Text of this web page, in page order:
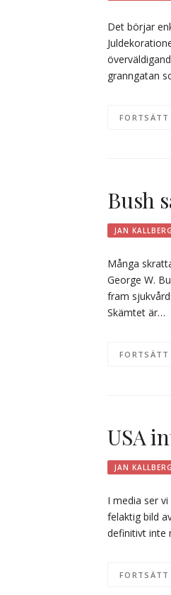
Det börjar
granngatan
FORTSÄTT
Bush
JAN KALLBERG
Många
George W.
fram
Skämtet är…
FORTSÄTT
USA
JAN KALLBERG
I media ser
felaktig bild
definitivt inte
FORTSÄTT